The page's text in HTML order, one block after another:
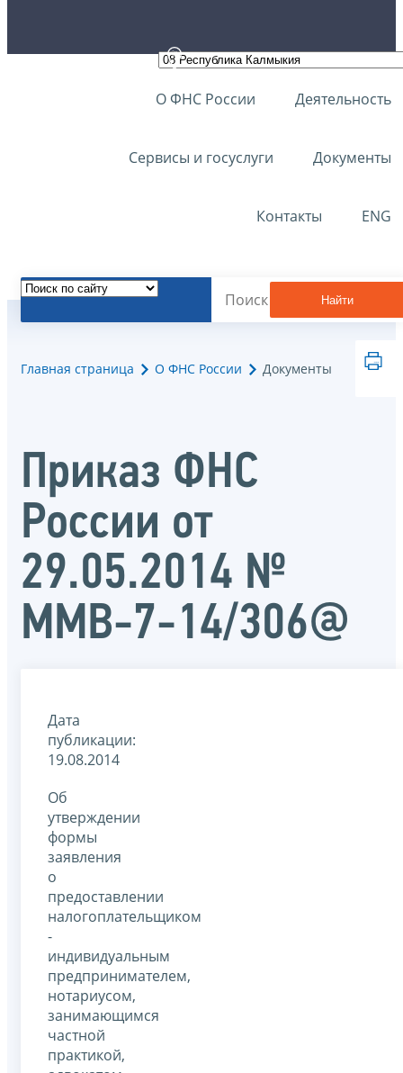
О ФНС России Деятельность
Сервисы и госуслуги Документы
Контакты ENG
Найти
Главная страница О ФНС России Документы
Приказ ФНС
России от
29.05.2014 №
ММВ-7-14/306@
Дата
публикации:
19.08.2014
Об
утверждении
формы
заявления
о
предоставлении
налогоплательщиком
-
индивидуальным
предпринимателем,
нотариусом,
занимающимся
частной
практикой,